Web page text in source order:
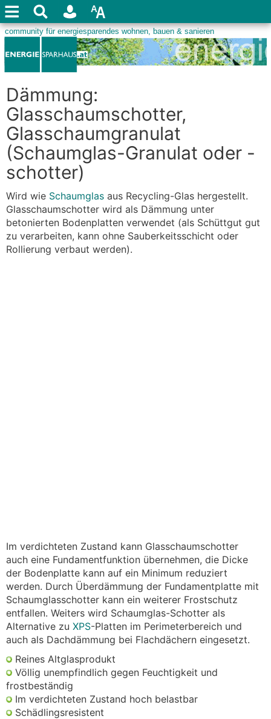
Dämmung:
Glasschaumschotter,
Glasschaumgranulat
(Schaumglas-Granulat oder -
schotter)
Wird wie Schaumglas aus Recycling-Glas hergestellt.
Glasschaumschotter wird als Dämmung unter
betonierten Bodenplatten verwendet (als Schüttgut gut
zu verarbeiten, kann ohne Sauberkeitsschicht oder
Rollierung verbaut werden).
Im verdichteten Zustand kann Glasschaumschotter
auch eine Fundamentfunktion übernehmen, die Dicke
der Bodenplatte kann auf ein Minimum reduziert
werden. Durch Überdämmung der Fundamentplatte mit
Schaumglasschotter kann ein weiterer Frostschutz
entfallen. Weiters wird Schaumglas-Schotter als
Alternative zu XPS-Platten im Perimeterbereich und
auch als Dachdämmung bei Flachdächern eingesetzt.
Reines Altglasprodukt
Völlig unempfindlich gegen Feuchtigkeit und
frostbeständig
Im verdichteten Zustand hoch belastbar
Schädlingsresistent